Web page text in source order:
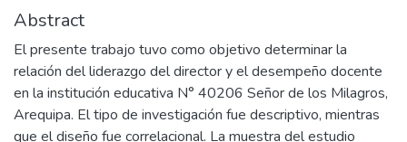
Abstract
El presente trabajo tuvo como objetivo determinar la
relación del liderazgo del director y el desempeño docente
en la institución educativa N° 40206 Señor de los Milagros,
Arequipa. El tipo de investigación fue descriptivo, mientras
que el diseño fue correlacional. La muestra del estudio